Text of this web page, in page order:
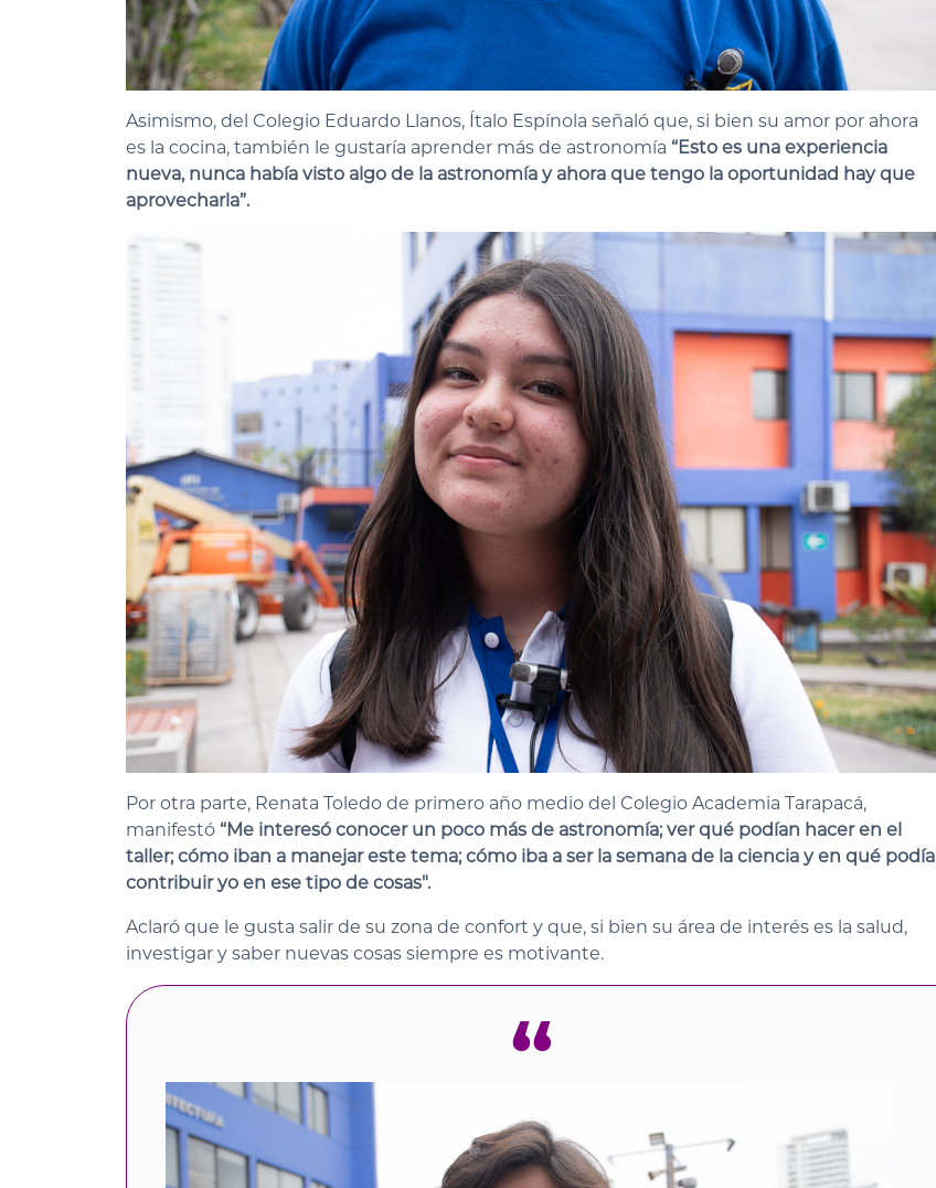
Asimismo, del Colegio Eduardo Llanos, Ítalo Espínola señaló que, si bien su amor por ahora
es la cocina, también le gustaría aprender más de astronomía “Esto es una experiencia
nueva, nunca había visto algo de la astronomía y ahora que tengo la oportunidad hay que
aprovecharla”.
Por otra parte, Renata Toledo de primero año medio del Colegio Academia Tarapacá,
manifestó “Me interesó conocer un poco más de astronomía; ver qué podían hacer en el
taller; cómo iban a manejar este tema; cómo iba a ser la semana de la ciencia y en qué podía
contribuir yo en ese tipo de cosas".
Aclaró que le gusta salir de su zona de confort y que, si bien su área de interés es la salud,
investigar y saber nuevas cosas siempre es motivante.